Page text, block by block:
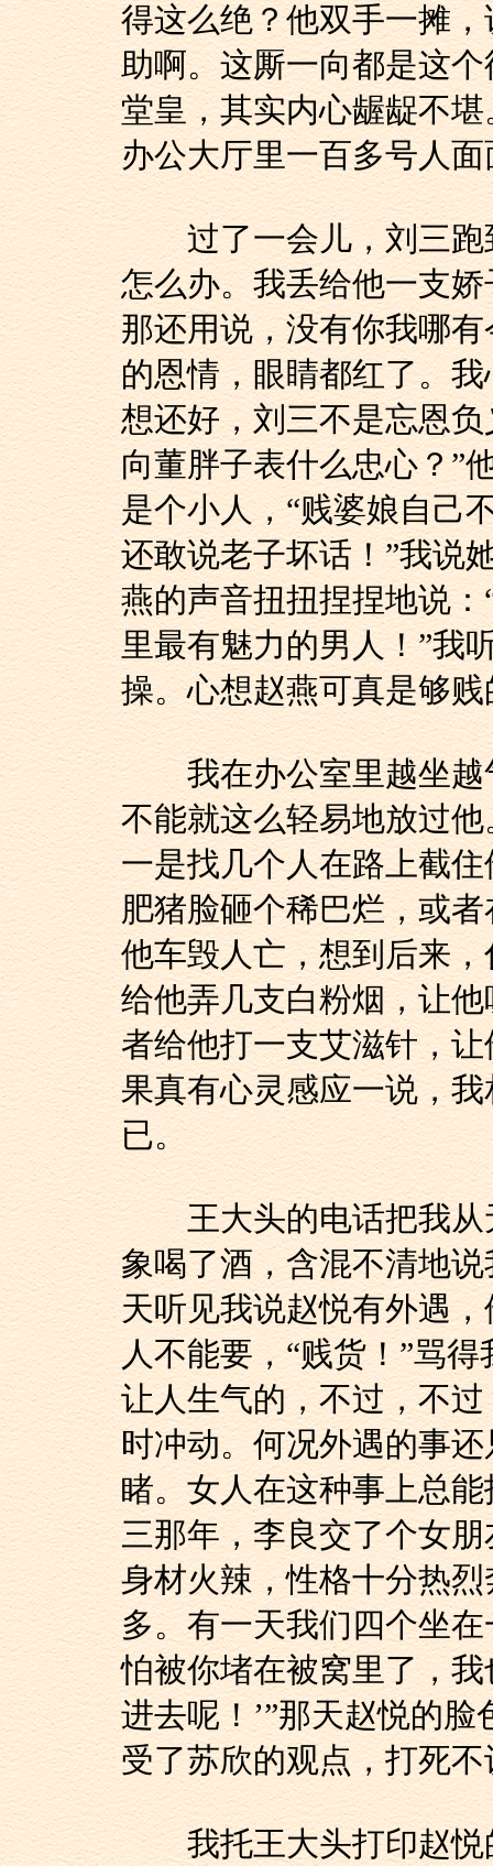
得这么绝？他双手一摊
助啊。这厮一向都是这
堂皇，其实内心龌龊不
办公大厅里一百多号人
过了一会儿，刘三跑
怎么办。我丢给他一支
那还用说，没有你我哪
的恩情，眼睛都红了。
想还好，刘三不是忘恩
向董胖子表什么忠心？”
是个小人，“贱婆娘自己
还敢说老子坏话！”我说
燕的声音扭扭捏捏地说
里最有魅力的男人！”我
操。心想赵燕可真是够贱
我在办公室里越坐越
不能就这么轻易地放过
一是找几个人在路上截
肥猪脸砸个稀巴烂，或
他车毁人亡，想到后来
给他弄几支白粉烟，让
者给他打一支艾滋针，
果真有心灵感应一说，
已。
王大头的电话把我从
象喝了酒，含混不清地
天听见我说赵悦有外遇
人不能要，“贱货！”骂
让人生气的，不过，不
时冲动。何况外遇的事
睹。女人在这种事上总
三那年，李良交了个女
身材火辣，性格十分热
多。有一天我们四个坐
怕被你堵在被窝里了，
进去呢！’”那天赵悦的
受了苏欣的观点，打死
我托王大头打印赵悦